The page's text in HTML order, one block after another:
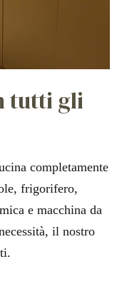
tutti gli
completamente
frigorifero,
e macchina da
il nostro